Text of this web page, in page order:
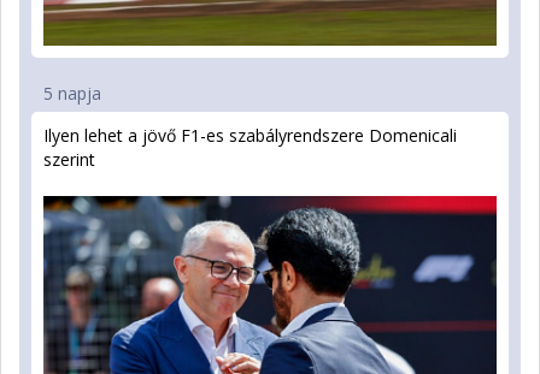
5 napja
Ilyen lehet a jövő F1-es szabályrendszere Domenicali
szerint